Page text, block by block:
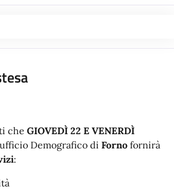
che GIOVEDÌ 22 E VENERDÌ
Demografico di Forno fornirà
: